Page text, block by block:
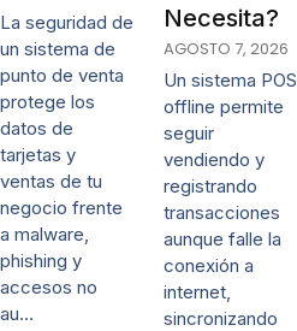
La seguridad de
un sistema de
punto de venta
protege los
datos de
tarjetas y
ventas de tu
negocio frente
a malware,
phishing y
accesos no
au…
Necesita?
AGOSTO 7, 2026
Un sistema POS
offline permite
seguir
vendiendo y
registrando
transacciones
aunque falle la
conexión a
internet,
sincronizando